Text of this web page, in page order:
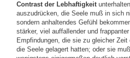
Contrast der Lebhaftigkeit
auszudrücken, die Seele muß in sich
sondern anhaltendes Gefühl
stärker, viel auffallender und
Empfindungen, die sie zu gleicher
die Seele gelagert hatten; oder sie